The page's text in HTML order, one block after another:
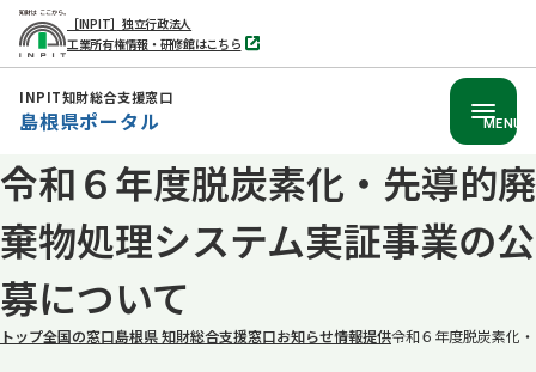
本
文
へ
動
［INPIT］独立行政法人
工業所有権情報・研修館はこちら
別
タ
INPIT知財総合支援窓口
島根県ポータル MENU
令和６年度脱炭素化・先導的廃
棄物処理システム実証事業の公
募について
トップ全国の窓口島根県 知財総合支援窓口お知らせ情報提供令和６年度脱炭素化